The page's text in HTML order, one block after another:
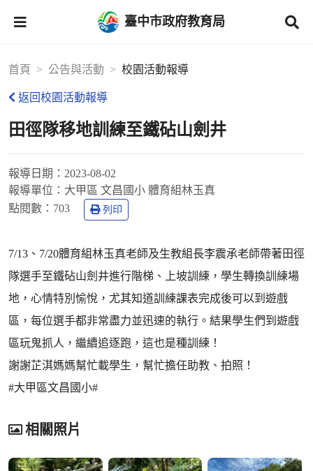
臺中市政府教育局
首頁 公告與活動 校園活動報導
返回校園活動報導
田徑隊移地訓練至鐵砧山劍井
報導日期： 2023-08-02
報導單位： 大甲區 文昌國小 體育組林玉真
點閱數： 703 列印
7/13、7/20體育組林玉真老師及生教組長李震承老師帶著田徑
隊選手至鐵砧山劍井進行階梯、上坡訓練，學生轉換訓練場
地，心情特別愉悅，尤其知道訓練課表完成後可以到遊戲
區，每位選手都非常盡力並迅速的執行。結果學生們到遊戲
區玩鬼抓人，繼續追逐跑，這也是種訓練！
謝謝芷淇媽媽幫忙載學生，幫忙擔任助教、拍照！
#大甲區文昌國小#
相關照片